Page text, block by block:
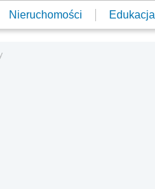
Nieruchomości Edukacja